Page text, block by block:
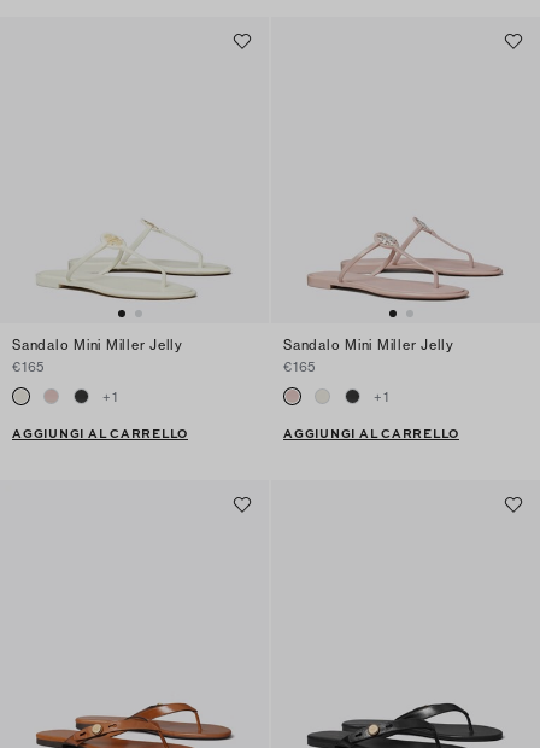
Sandalo Mini Miller Jelly
€165
+1
AGGIUNGI AL CARRELLO
Sandalo Mini Miller Jelly
€165
+1
AGGIUNGI AL CARRELLO